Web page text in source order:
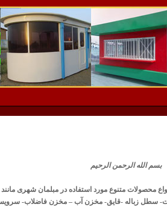
الرحیم
محصولات متنوع مورد استفاده در مبلمان شهری مانند
سطل زباله -قایق- مخزن آب – مخزن فاضلاب-